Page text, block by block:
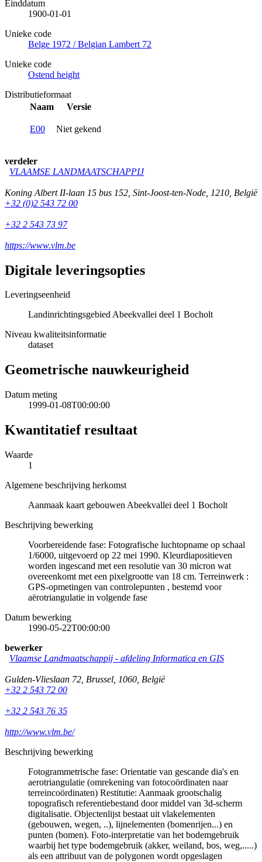
Einddatum
1900-01-01
Unieke code
Belge 1972 / Belgian Lambert 72
Unieke code
Ostend height
Distributieformaat
Naam
Versie
E00 Niet gekend
verdeler
VLAAMSE LANDMAATSCHAPPIJ
Koning Albert II-laan 15 bus 152 Sint-Joost-ten-Node 1210 België
+32 (0)2 543 72 00
+32 2 543 73 97
https://www.vlm.be
Digitale leveringsopties
Leveringseenheid
Landinrichtingsgebied Abeekvallei deel 1 Bocholt
Niveau kwaliteitsinformatie
dataset
Geometrische nauwkeurigheid
Datum meting
1999-01-08T00:00:00
Kwantitatief resultaat
Waarde
1
Algemene beschrijving herkomst
Aanmaak kaart gebouwen Abeekvallei deel 1 Bocholt
Beschrijving bewerking
Voorbereidende fase: Fotografische luchtopname op schaal
1/6000, uitgevoerd op 22 mei 1990. Kleurdiapositieven
worden ingescand met een resolutie van 30 micron wat
overeenkomt met een pixelgrootte van 18 cm. Terreinwerk :
GPS-opmetingen van controlepunten , bestemd voor
aërotriangulatie in volgende fase
Datum bewerking
1990-05-22T00:00:00
bewerker
Vlaamse Landmaatschappij - afdeling Informatica en GIS
Gulden-Vlieslaan 72 Brussel 1060 België
+32 2 543 72 00
+32 2 543 76 35
http://www.vlm.be/
Beschrijving bewerking
Fotogrammetrische fase: Orientatie van gescande dia's en
aerotriangulatie (omrekening van fotocoördinaten naar
terreincoördinaten) Restitutie: Aanmaak grootschalig
topografisch referentiebestand door middel van 3d-scherm
digitalisatie. Objectenlijst bestaat uit vlakelementen
(gebouwen, wegen, ..), lijnelementen (bomenrijen...) en
punten (bomen). Foto-interpretatie van het bodemgebruik
waarbij het type bodemgebruik (akker, weiland, bos, weg,.....)
als een attribuut van de polygonen wordt opgeslagen